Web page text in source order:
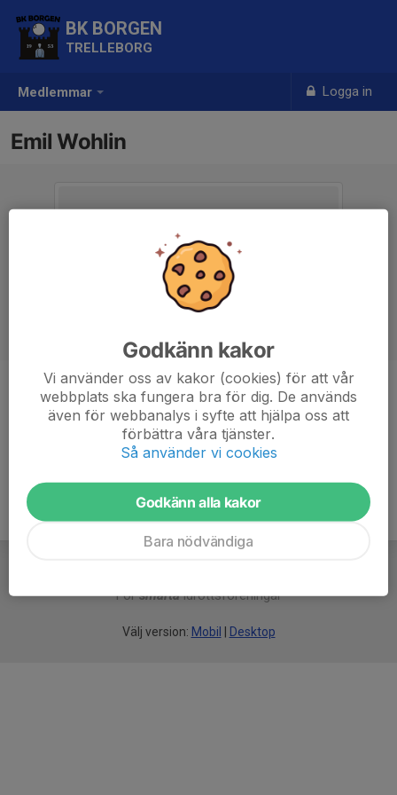
Medlemmar Logga in
BK BORGEN
TRELLEBORG
Emil Wohlin
Titel
Ordförande, UK
46 år
Försmartaidrottsföreningar
Välj version: Mobil Desktop
Godkänn kakor
Vi använder oss av kakor (cookies) för att vår
webbplats ska fungera bra för dig. De används
även för webbanalys i syfte att hjälpa oss att
förbättra våra tjänster.
Så använder vi cookies
Godkänn alla kakor
Bara nödvändiga